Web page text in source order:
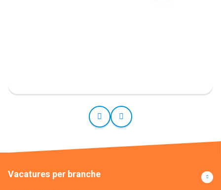
Vacatures per branche